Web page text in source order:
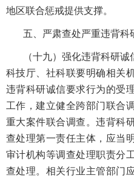
地区联合惩戒提供支撑。
五、严肃查处严重违背科
（十九）强化违背科研
科技厅、社科联要明确相关
违背科研诚信要求行为的受
工作，建立健全跨部门联合
重大案件联合调查。违背科
查处理第一责任主体，应当
审计机构等调查处理职责分
查处理。相关行业主管部门